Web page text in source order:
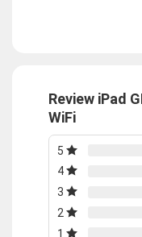
Review iPad
WiFi
5
4
3
2
1